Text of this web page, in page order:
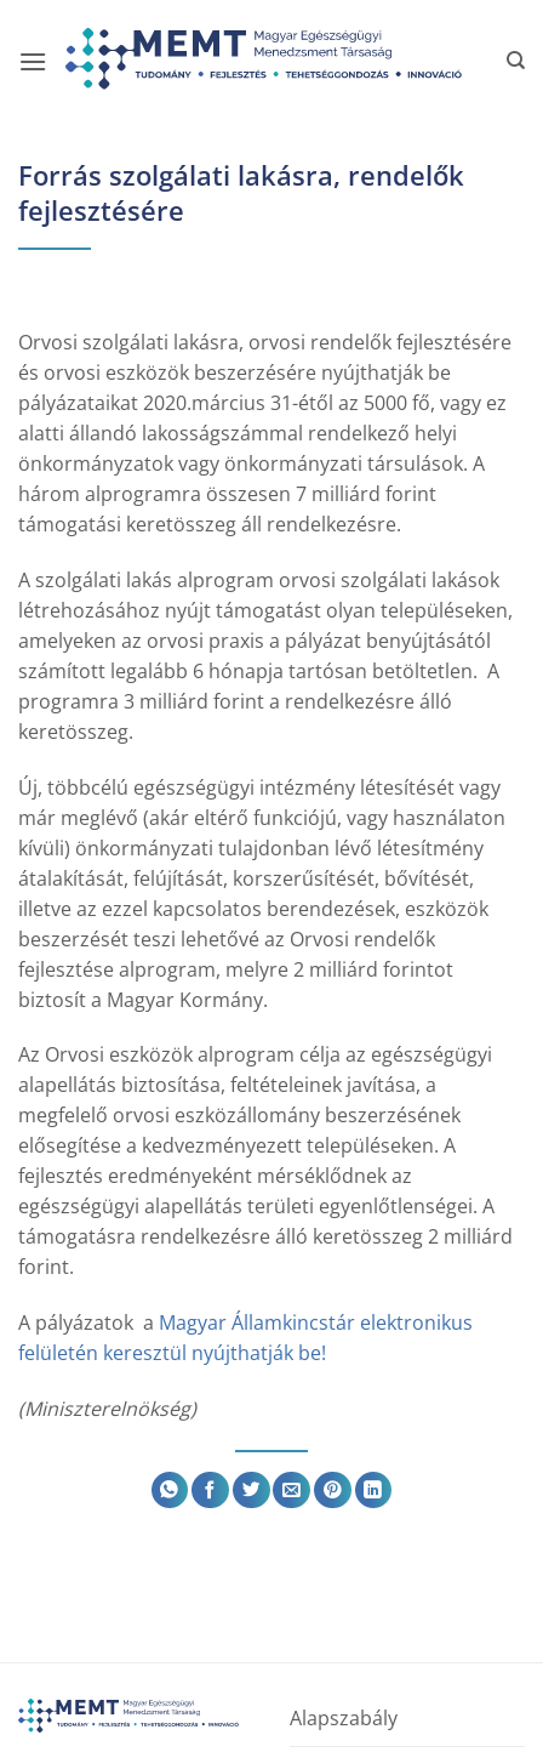
content
Forrás szolgálati lakásra, rendelők
fejlesztésére
Orvosi szolgálati lakásra, orvosi rendelők fejlesztésére
és orvosi eszközök beszerzésére nyújthatják be
pályázataikat 2020.március 31-étől az 5000 fő, vagy ez
alatti állandó lakosságszámmal rendelkező helyi
önkormányzatok vagy önkormányzati társulások. A
három alprogramra összesen 7 milliárd forint
támogatási keretösszeg áll rendelkezésre.
A szolgálati lakás alprogram orvosi szolgálati lakások
létrehozásához nyújt támogatást olyan településeken,
amelyeken az orvosi praxis a pályázat benyújtásától
számított legalább 6 hónapja tartósan betöltetlen. A
programra 3 milliárd forint a rendelkezésre álló
keretösszeg.
Új, többcélú egészségügyi intézmény létesítését vagy
már meglévő (akár eltérő funkciójú, vagy használaton
kívüli) önkormányzati tulajdonban lévő létesítmény
átalakítását, felújítását, korszerűsítését, bővítését,
illetve az ezzel kapcsolatos berendezések, eszközök
beszerzését teszi lehetővé az Orvosi rendelők
fejlesztése alprogram, melyre 2 milliárd forintot
biztosít a Magyar Kormány.
Az Orvosi eszközök alprogram célja az egészségügyi
alapellátás biztosítása, feltételeinek javítása, a
megfelelő orvosi eszközállomány beszerzésének
elősegítése a kedvezményezett településeken. A
fejlesztés eredményeként mérséklődnek az
egészségügyi alapellátás területi egyenlőtlenségei. A
támogatásra rendelkezésre álló keretösszeg 2 milliárd
forint.
A pályázatok a Magyar Államkincstár elektronikus
felületén keresztül nyújthatják be!
(Miniszterelnökség)
Alapszabály